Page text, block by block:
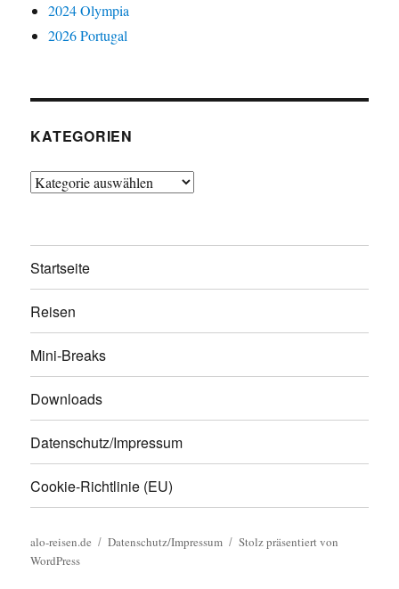
2024 Olympia
2026 Portugal
KATEGORIEN
Kategorien
Startseite
Reisen
Mini-Breaks
Downloads
Datenschutz/Impressum
Cookie-Richtlinie (EU)
alo-reisen.de Datenschutz/Impressum
Stolz präsentiert von
WordPress